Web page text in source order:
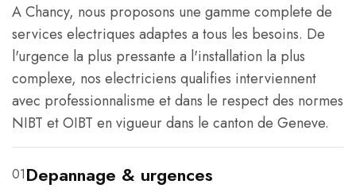
A Chancy, nous proposons une gamme complete de
services electriques adaptes a tous les besoins. De
l'urgence la plus pressante a l'installation la plus
complexe, nos electriciens qualifies interviennent
avec professionnalisme et dans le respect des normes
NIBT et OIBT en vigueur dans le canton de Geneve.
01Depannage & urgences